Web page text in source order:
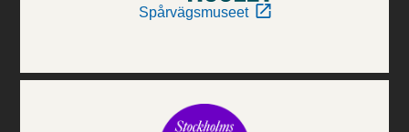
Spårvägsmuseet